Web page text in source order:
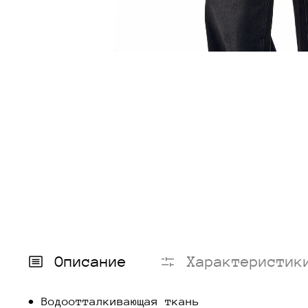
Описание
• Водоотталкивающая ткань